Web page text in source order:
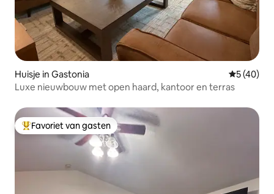
Huisje in Gastonia
5 (40)
Luxe nieuwbouw met open haard, kantoor en terras
Topfavoriet van gasten
Favoriet van gasten